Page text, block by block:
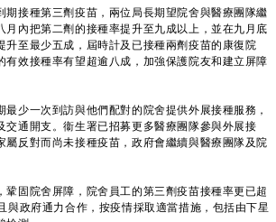
接種第三劑疫苗，兩位局長期望院舍與醫療團隊繼
內把第二劑的接種率提升至九成以上，並在九月底
至最少五成，屆時計及已接種兩劑疫苗的康復院
效接種率有望超逾八成，加強保護院友和建立屏障
一次到訪與他們配對的院舍提供外展接種服務，
通開支。衞生署已招募更多醫療團隊參與外展接
反對而尚未接種疫苗，政府會繼續與醫療團隊及院
固院舍屏障，院舍員工的第三劑疫苗接種率更已超
政府通力合作，按疫情採取適當措施，包括由下星